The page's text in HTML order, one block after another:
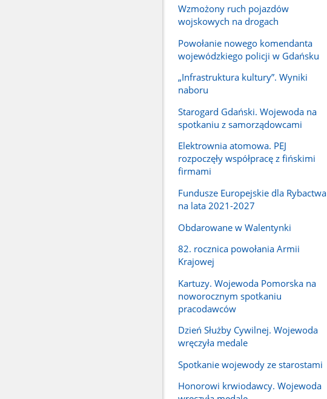
Wzmożony ruch pojazdów
wojskowych na drogach
Powołanie nowego komendanta
wojewódzkiego policji w Gdańsku
„Infrastruktura kultury”. Wyniki
naboru
Starogard Gdański. Wojewoda na
spotkaniu z samorządowcami
Elektrownia atomowa. PEJ
rozpoczęły współpracę z fińskimi
firmami
Fundusze Europejskie dla Rybactwa
na lata 2021-2027
Obdarowane w Walentynki
82. rocznica powołania Armii
Krajowej
Kartuzy. Wojewoda Pomorska na
noworocznym spotkaniu
pracodawców
Dzień Służby Cywilnej. Wojewoda
wręczyła medale
Spotkanie wojewody ze starostami
Honorowi krwiodawcy. Wojewoda